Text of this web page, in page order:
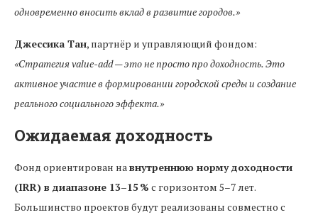
одновременно вносить вклад в развитие городов.»
Джессика Тан, партнёр и управляющий фондом:
«Стратегия value-add — это не просто про доходность. Это
активное участие в формировании городской среды и создание
реального социального эффекта.»
Ожидаемая доходность
Фонд ориентирован навнутреннюю норму доходности
(IRR) в диапазоне 13–15 % с горизонтом 5–7 лет.
Большинство проектов будут реализованы совместно с